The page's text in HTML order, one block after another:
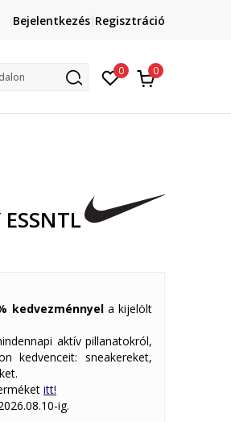
vision.hu
Bejelentkezés Regisztráció
0 0
kedvezménnyel a kijelölt
aktív pillanatokról,
kedvenceit: sneakereket,
itt!
ig.